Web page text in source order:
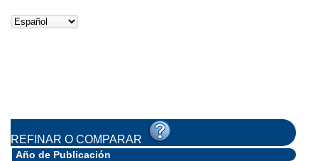
REFINAR O COMPARAR
Año de Publicación